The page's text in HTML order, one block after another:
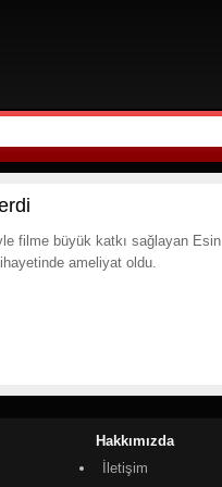
filme büyük katkı sağlayan Esin
ameliyat oldu.
Hakkımızda
İletişim